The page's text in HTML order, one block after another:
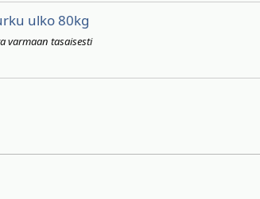
ulko 80kg
varmaan tasaisesti